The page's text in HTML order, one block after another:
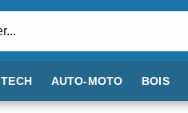
AUTO-MOTO BOIS